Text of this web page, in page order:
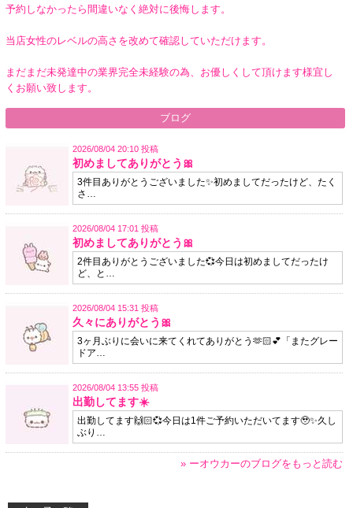
予約しなかったら間違いなく絶対に後悔します。
当店女性のレベルの高さを改めて確認していただけます。
まだまだ未発達中の業界完全未経験の為、お優しくして頂けます様宜し
くお願い致します。
ブログ
2026/08/04 20:10 投稿
初めましてありがとう🎀
3件目ありがとうございました✨️初めましてだったけど、たく
さ…
2026/08/04 17:01 投稿
初めましてありがとう🎀
2件目ありがとうございました💞今日は初めましてだったけ
ど、と…
2026/08/04 15:31 投稿
久々にありがとう🎀
3ヶ月ぶりに会いに来てくれてありがとう🫶🏻💕「またグレー
ドア…
2026/08/04 13:55 投稿
出勤してます☀️
出勤してます🙌🏻💞今日は1件ご予約いただいてます🥹✨久し
ぶり…
» ーオウカーのブログをもっと読む